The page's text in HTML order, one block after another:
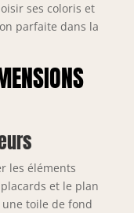
ses coloris et
parfaite dans la
les éléments
et le plan
toile de fond